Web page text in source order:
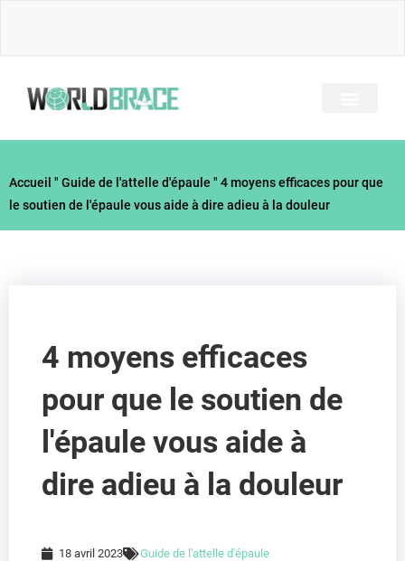
Accueil " Guide de l'attelle d'épaule " 4 moyens efficaces pour que
le soutien de l'épaule vous aide à dire adieu à la douleur
4 moyens efficaces
pour que le soutien de
l'épaule vous aide à
dire adieu à la douleur
18 avril 2023
Guide de l'attelle d'épaule